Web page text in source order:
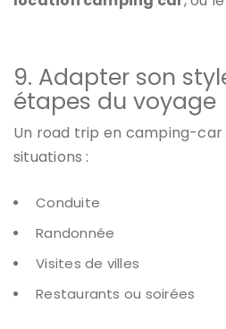
9. Adapter son
étapes du voyage
Un road trip en camping-car
situations :
Conduite
Randonnée
Visites de villes
Restaurants ou soirées